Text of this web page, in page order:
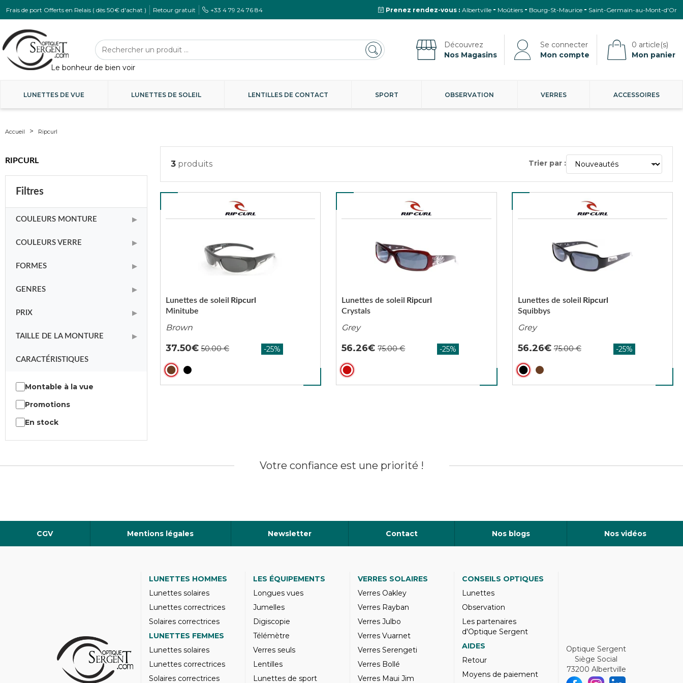
Frais de port Offerts en Relais ( dès 50€ d'achat ) Retour gratuit +33 4 79 24 76 84 Prenez rendez-vous : Albertville Moûtiers Bourg-St-Maurice Saint-Germain-au-Mont-d'Or
Nos Magasins Mon compte Mon panier
LUNETTES DE VUE LUNETTES DE SOLEIL LENTILLES DE CONTACT SPORT OBSERVATION VERRES ACCESSOIRES
Accueil Ripcurl
RIPCURL
Filtres
COULEURS MONTURE ▶
COULEURS VERRE ▶
FORMES ▶
GENRES ▶
PRIX ▶
TAILLE DE LA MONTURE ▶
CARACTÉRISTIQUES
Montable à la vue
Promotions
En stock
3 produits Trier par :
Minitube
Lunettes de soleil Ripcurl
Brown
37.50
Crystals
Lunettes de soleil Ripcurl
Grey
56.26
Squibbys
Lunettes de soleil Ripcurl
Grey
56.26
Votre confiance est une priorité !
CGV Mentions légales Newsletter Contact Nos blogs Nos vidéos
LUNETTES HOMMES
Lunettes solaires
Lunettes correctrices
Solaires correctrices
LUNETTES FEMMES
Lunettes solaires
Lunettes correctrices
Solaires correctrices
LES ÉQUIPEMENTS
Longues vues
Jumelles
Digiscopie
Télémètre
Verres seuls
Lentilles
Lunettes de sport
VERRES SOLAIRES
Verres Oakley
Verres Rayban
Verres Julbo
Verres Vuarnet
Verres Serengeti
Verres Bollé
Verres Maui Jim
CONSEILS OPTIQUES
Lunettes
Observation
Les partenaires
d'Optique Sergent
AIDES
Retour
Moyens de paiement
Optique Sergent
Siège Social
73200 Albertville